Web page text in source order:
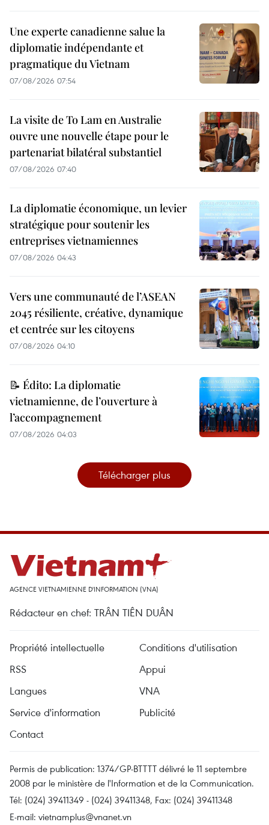
Une experte canadienne salue la
diplomatie indépendante et
pragmatique du Vietnam
07/08/2026 07:54
La visite de To Lam en Australie
ouvre une nouvelle étape pour le
partenariat bilatéral substantiel
07/08/2026 07:40
La diplomatie économique, un levier
stratégique pour soutenir les
entreprises vietnamiennes
07/08/2026 04:43
Vers une communauté de l’ASEAN
2045 résiliente, créative, dynamique
et centrée sur les citoyens
07/08/2026 04:10
📝 Édito: La diplomatie
vietnamienne, de l’ouverture à
l’accompagnement
07/08/2026 04:03
Télécharger plus
AGENCE VIETNAMIENNE D'INFORMATION (VNA)
Rédacteur en chef: TRÂN TIÊN DUÂN
Propriété intellectuelle
Conditions d'utilisation
RSS
Appui
Langues
VNA
Service d'information
Publicité
Contact
Permis de publication: 1374/GP-BTTTT délivré le 11 septembre
2008 par le ministère de l'Information et de la Communication.
Tél: (024) 39411349 - (024) 39411348, Fax: (024) 39411348
E-mail: vietnamplus@vnanet.vn